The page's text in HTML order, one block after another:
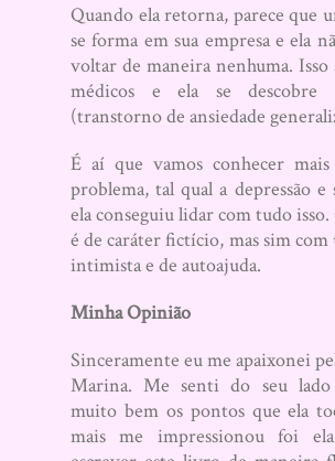
Quando ela retorna, parece que
se forma em sua empresa e ela
voltar de maneira nenhuma. Isso
médicos e ela se descobre
(transtorno de ansiedade
É aí que vamos conhecer mais
problema, tal qual a depressão e
ela conseguiu lidar com tudo
é de caráter fictício, mas sim com
intimista e de autoajuda.
Minha Opinião
Sinceramente eu me apaixonei
Marina. Me senti do seu
muito bem os pontos que ela
mais me impressionou foi